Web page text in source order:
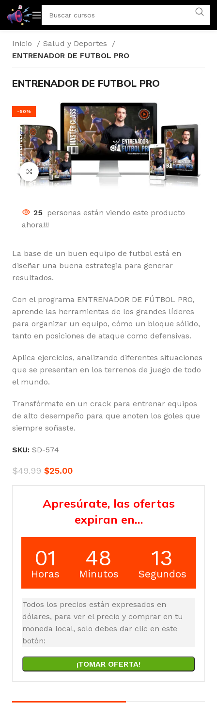
Inicio
Salud y Deportes
ENTRENADOR DE FUTBOL PRO
ENTRENADOR DE FUTBOL PRO
-50%
Click to enlarge
25 personas están viendo este producto
ahora!!!
La base de un buen equipo de futbol está en
diseñar una buena estrategia para generar
resultados.
Con el programa ENTRENADOR DE FÚTBOL PRO,
aprende las herramientas de los grandes líderes
para organizar un equipo, cómo un bloque sólido,
tanto en posiciones de ataque como defensivas.
Aplica ejercicios, analizando diferentes situaciones
que se presentan en los terrenos de juego de todo
el mundo.
Transfórmate en un crack para entrenar equipos
de alto desempeño para que anoten los goles que
siempre soñaste.
SKU: SD-574
$49.99 $25.00
Apresúrate, las ofertas
expiran en…
01
Horas
48
Minutos
12
Segundos
Todos los precios están expresados en
dólares, para ver el precio y comprar en tu
moneda local, solo debes dar clic en este
botón:
¡TOMAR OFERTA!